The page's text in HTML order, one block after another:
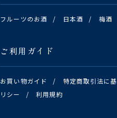
フルーツのお酒 / 日本酒 / 梅酒
ご利用ガイド
お買い物ガイド / 特定商取引法に
リシー
/ 利用規約